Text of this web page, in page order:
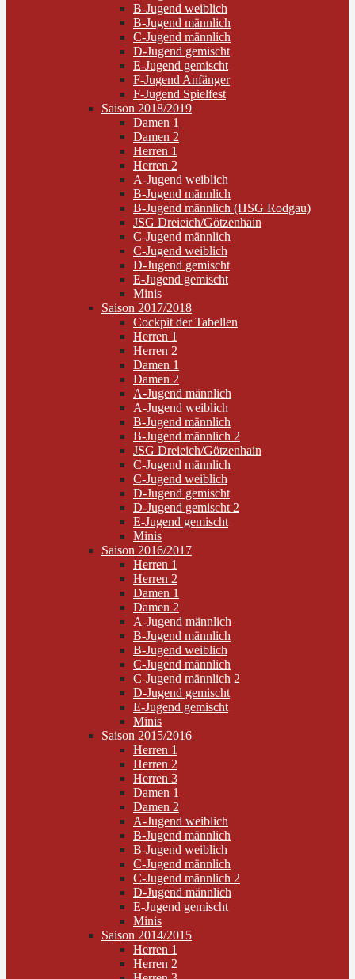
B-Jugend weiblich
B-Jugend männlich
C-Jugend männlich
D-Jugend gemischt
E-Jugend gemischt
F-Jugend Anfänger
F-Jugend Spielfest
Saison 2018/2019
Damen 1
Damen 2
Herren 1
Herren 2
A-Jugend weiblich
B-Jugend männlich
B-Jugend männlich (HSG Rodgau)
JSG Dreieich/Götzenhain
C-Jugend männlich
C-Jugend weiblich
D-Jugend gemischt
E-Jugend gemischt
Minis
Saison 2017/2018
Cockpit der Tabellen
Herren 1
Herren 2
Damen 1
Damen 2
A-Jugend männlich
A-Jugend weiblich
B-Jugend männlich
B-Jugend männlich 2
JSG Dreieich/Götzenhain
C-Jugend männlich
C-Jugend weiblich
D-Jugend gemischt
D-Jugend gemischt 2
E-Jugend gemischt
Minis
Saison 2016/2017
Herren 1
Herren 2
Damen 1
Damen 2
A-Jugend männlich
B-Jugend männlich
B-Jugend weiblich
C-Jugend männlich
C-Jugend männlich 2
D-Jugend gemischt
E-Jugend gemischt
Minis
Saison 2015/2016
Herren 1
Herren 2
Herren 3
Damen 1
Damen 2
A-Jugend weiblich
B-Jugend männlich
B-Jugend weiblich
C-Jugend männlich
C-Jugend männlich 2
D-Jugend männlich
E-Jugend gemischt
Minis
Saison 2014/2015
Herren 1
Herren 2